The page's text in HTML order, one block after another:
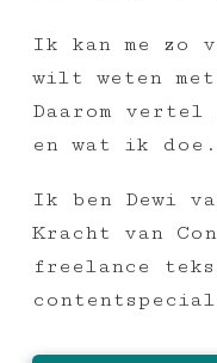
Ik kan me zo
wilt weten
Daarom
en wat ik doe.
Ik ben Dewi
Kracht van
freelance